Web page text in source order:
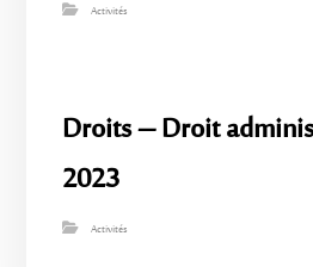
Activités
Droits – Droit
2023
Activités